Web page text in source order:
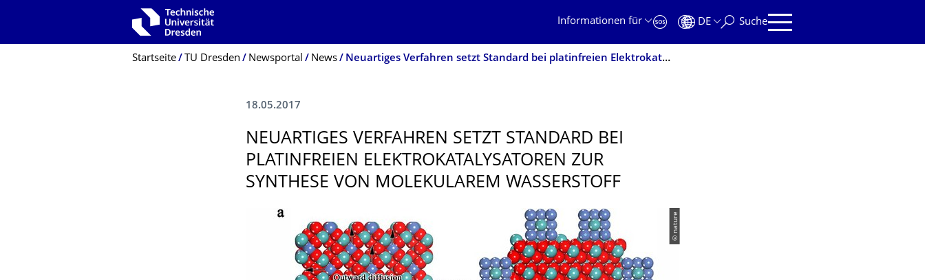
Zur Hauptnavigation springen
Informationen für
DE Suche
Breadcrumb-Menü
Startseite TU Dresden Newsportal News Neuartiges Verfahren setzt Standard bei platinfreien Elektrokatalysatoren zur Synthese von molekularem Wasserstoff
18.05.2017
NEUARTIGES VERFAHREN SETZT STANDARD BEI
PLATINFREIEN ELEKTROKATALY­SATOREN ZUR
SYNTHESE VON MOLEKULAREM WASSERSTOFF
© nature